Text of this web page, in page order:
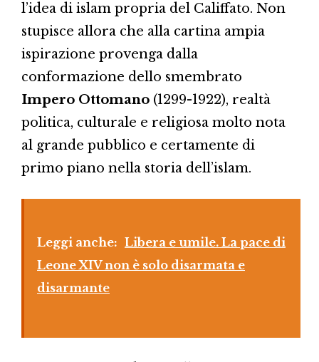
l’idea di islam propria del Califfato. Non
stupisce allora che alla cartina ampia
ispirazione provenga dalla
conformazione dello smembrato
Impero Ottomano (1299-1922), realtà
politica, culturale e religiosa molto nota
al grande pubblico e certamente di
primo piano nella storia dell’islam.
Leggi anche: Libera e umile. La pace di
Leone XIV non è solo disarmata e
disarmante